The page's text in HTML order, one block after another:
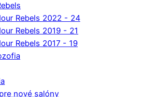
Rebels 2022 - 24
Rebels 2019 - 21
Rebels 2017 - 19
nové salóny